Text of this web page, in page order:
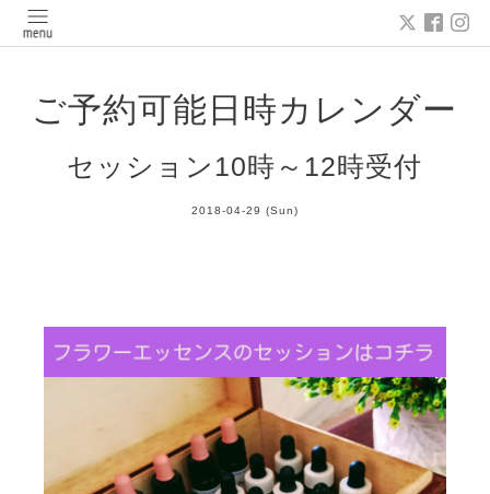
ご予約可能日時カレンダー
セッション10時～12時受付
2018-04-29 (Sun)